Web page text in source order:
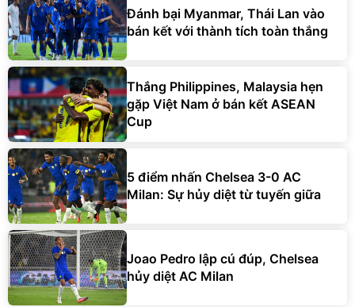
Đánh bại Myanmar, Thái Lan vào
bán kết với thành tích toàn thắng
Thắng Philippines, Malaysia hẹn
gặp Việt Nam ở bán kết ASEAN
Cup
5 điểm nhấn Chelsea 3-0 AC
Milan: Sự hủy diệt từ tuyến giữa
Joao Pedro lập cú đúp, Chelsea
hủy diệt AC Milan